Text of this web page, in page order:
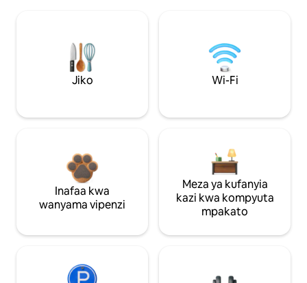
Jiko Wi-Fi
Inafaa kwa
wanyama vipenzi
Meza ya kufanyia
kazi kwa kompyuta
mpakato